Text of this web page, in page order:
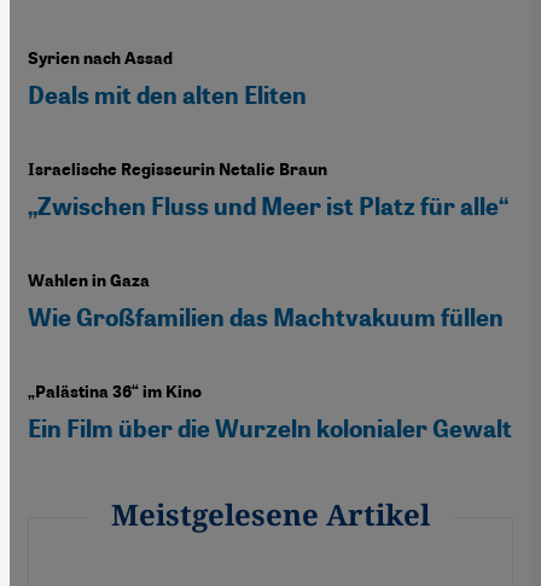
Syrien nach Assad
Deals mit den alten Eliten
Israelische Regisseurin Netalie Braun
„Zwischen Fluss und Meer ist Platz für alle“
Wahlen in Gaza
Wie Großfamilien das Machtvakuum füllen
„Palästina 36“ im Kino
Ein Film über die Wurzeln kolonialer Gewalt
Meistgelesene Artikel